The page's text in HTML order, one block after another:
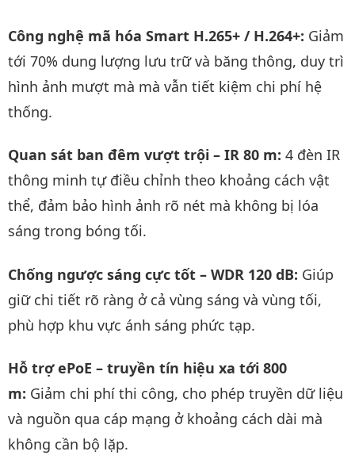
Công nghệ mã hóa Smart H.265+ / H.264+: Giảm
tới 70% dung lượng lưu trữ và băng thông, duy trì
hình ảnh mượt mà mà vẫn tiết kiệm chi phí hệ
thống.
Quan sát ban đêm vượt trội – IR 80 m: 4 đèn IR
thông minh tự điều chỉnh theo khoảng cách vật
thể, đảm bảo hình ảnh rõ nét mà không bị lóa
sáng trong bóng tối.
Chống ngược sáng cực tốt – WDR 120 dB: Giúp
giữ chi tiết rõ ràng ở cả vùng sáng và vùng tối,
phù hợp khu vực ánh sáng phức tạp.
Hỗ trợ ePoE – truyền tín hiệu xa tới 800
m: Giảm chi phí thi công, cho phép truyền dữ liệu
và nguồn qua cáp mạng ở khoảng cách dài mà
không cần bộ lặp.